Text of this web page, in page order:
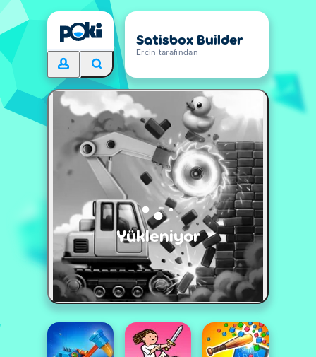
Satisbox Builder
Ercin tarafından
Yükleniyor